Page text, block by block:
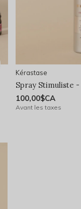
Kérastase
Spray Stimuliste -
100,00$CA
Avant les taxes